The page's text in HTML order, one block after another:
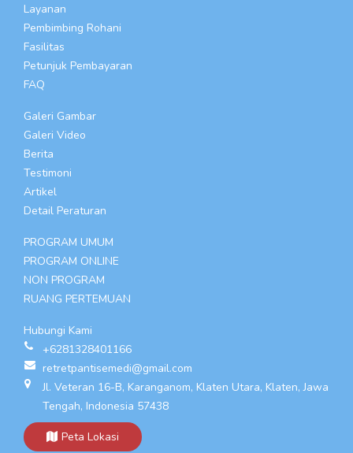
Layanan
Pembimbing Rohani
Fasilitas
Petunjuk Pembayaran
FAQ
Galeri Gambar
Galeri Video
Berita
Testimoni
Artikel
Detail Peraturan
PROGRAM UMUM
PROGRAM ONLINE
NON PROGRAM
RUANG PERTEMUAN
Hubungi Kami
+6281328401166
retretpantisemedi@gmail.com
Jl. Veteran 16-B, Karanganom, Klaten Utara, Klaten, Jawa
Tengah, Indonesia 57438
Peta Lokasi